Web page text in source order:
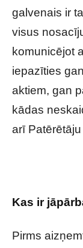
galvenais ir
visus
komunicējot
iepazīties
aktiem, gan
kādas
arī
Kas ir
Pirms